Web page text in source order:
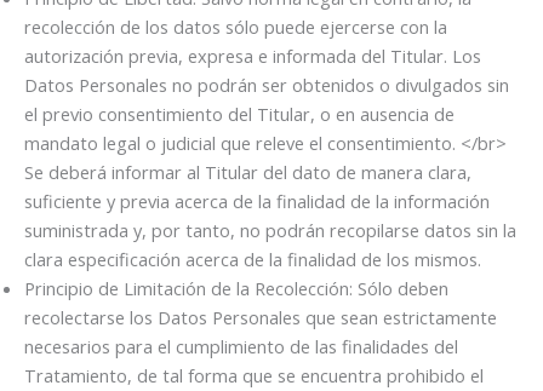
recolección de los datos sólo puede ejercerse con la
autorización previa, expresa e informada del Titular. Los
Datos Personales no podrán ser obtenidos o divulgados sin
el previo consentimiento del Titular, o en ausencia de
mandato legal o judicial que releve el consentimiento. </br>
Se deberá informar al Titular del dato de manera clara,
suficiente y previa acerca de la finalidad de la información
suministrada y, por tanto, no podrán recopilarse datos sin la
clara especificación acerca de la finalidad de los mismos.
Principio de Limitación de la Recolección: Sólo deben
recolectarse los Datos Personales que sean estrictamente
necesarios para el cumplimiento de las finalidades del
Tratamiento, de tal forma que se encuentra prohibido el